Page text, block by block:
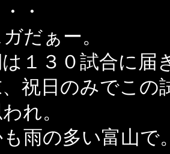
・
だぁー。
１３０試合に届
祝日のみでこの
れ。
も雨の多い富山で